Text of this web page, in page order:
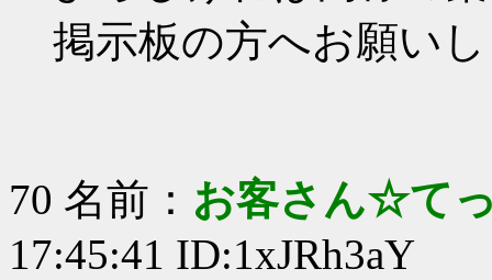
掲示板の方へお願い
70 名前： お客さん☆て
17:45:41 ID:1xJRh3aY